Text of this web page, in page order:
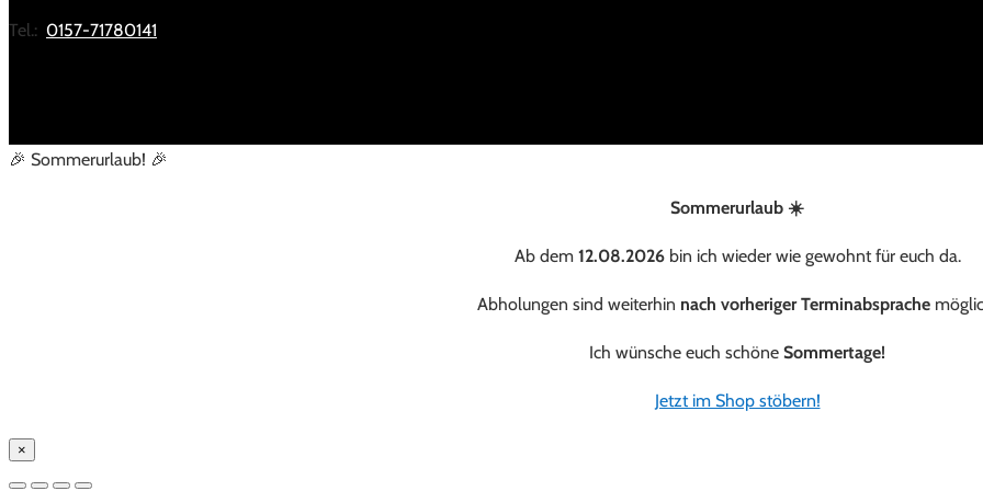
Tel.: 0157-71780141
🎉 Sommerurlaub! 🎉
Sommerurlaub ☀️
Ab dem 12.08.2026bin ich wieder wie gewohnt für euch da.
Abholungen sind weiterhin nach vorheriger Terminabsprache
Ich wünsche euch schöne Sommertage!
Jetzt im Shop stöbern!
×